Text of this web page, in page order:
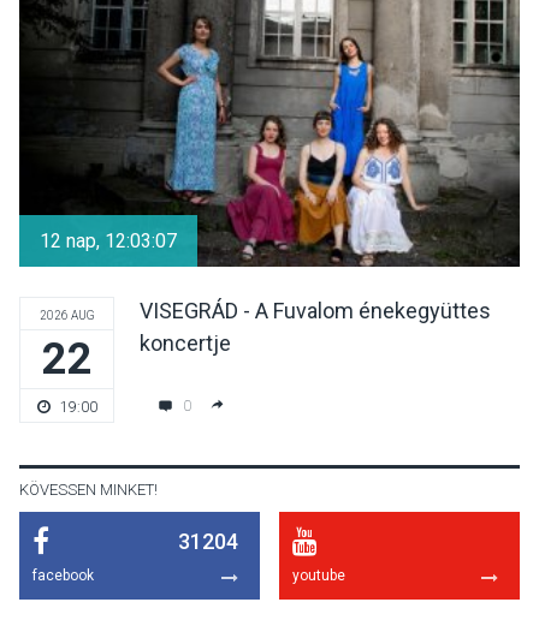
regisztrálni az Iskolában az
erdő programra
SPORT 2026 AUG 08
Aktívan lehet kikapcsolódni
a Mozgás Éjszakáján
Pócsmegyer-Surányban
KULTÚRA
12 nap, 12:03:07
2026 AUG
22
19:00
VISEGRÁD - A Fuvalom énekegyüttes
koncertje
0
KÖVESSEN MINKET!
31204
facebook youtube